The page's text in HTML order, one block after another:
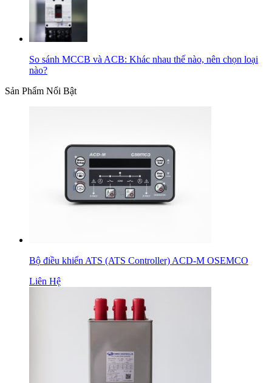
So sánh MCCB và ACB: Khác nhau thế nào, nên chọn loại
nào?
Sản Phẩm Nổi Bật
Bộ điều khiển ATS (ATS Controller) ACD-M OSEMCO
Liên Hệ